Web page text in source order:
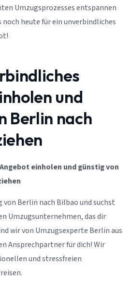
Umzugsprozesses entspannen
heute für ein unverbindliches
und
Berlin nach
einholen und günstig von
von Berlin nach Bilbao und suchst
Umzugsunternehmen, das dir
wir von Umzugsexperte Berlin aus
Ansprechpartner für dich! Wir
und stressfreien